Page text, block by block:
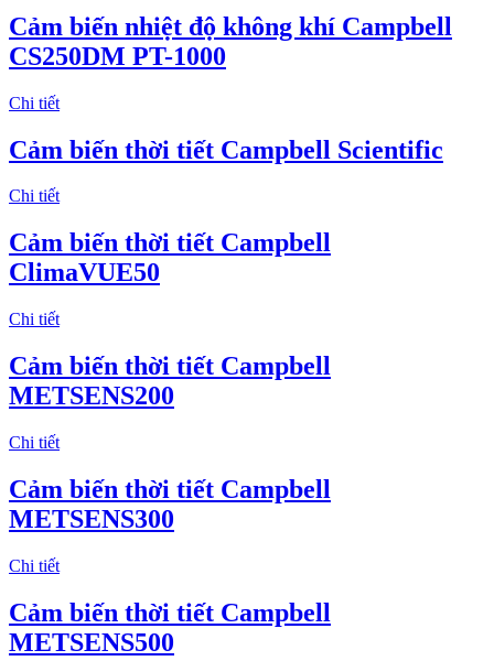
Cảm biến nhiệt độ không khí Campbell
CS250DM PT-1000
Chi tiết
Cảm biến thời tiết Campbell Scientific
Chi tiết
Cảm biến thời tiết Campbell
ClimaVUE50
Chi tiết
Cảm biến thời tiết Campbell
METSENS200
Chi tiết
Cảm biến thời tiết Campbell
METSENS300
Chi tiết
Cảm biến thời tiết Campbell
METSENS500